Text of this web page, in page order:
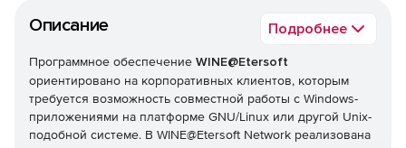
Описание Подробнее
Программное обеспечение WINE@Etersoft
ориентировано на корпоративных клиентов, которым
требуется возможность совместной работы с Windows-
приложениями на платформе GNU/Linux или другой Unix-
подобной системе. В WINE@Etersoft Network реализована